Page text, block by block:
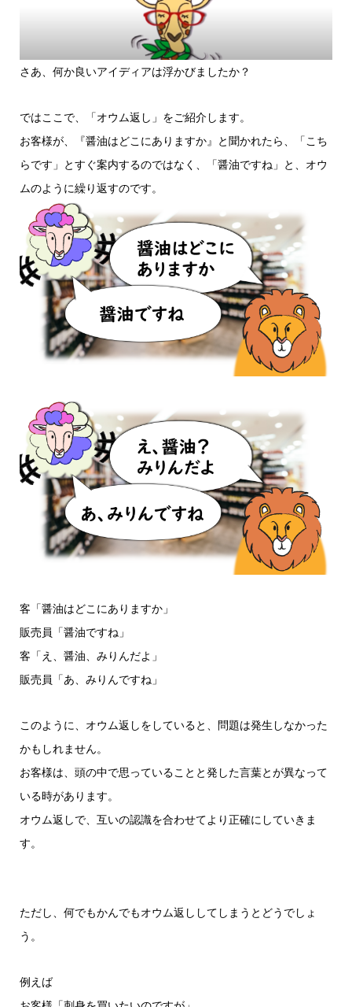
さあ、何か良いアイディアは浮かびましたか？
ではここで、「オウム返し」をご紹介します。
お客様が、『醤油はどこにありますか』と聞かれたら、「こち
らです」とすぐ案内するのではなく、「醤油ですね」と、オウ
ムのように繰り返すのです。
客「醤油はどこにありますか」
販売員「醤油ですね」
客「え、醤油、みりんだよ」
販売員「あ、みりんですね」
このように、オウム返しをしていると、問題は発生しなかった
かもしれません。
お客様は、頭の中で思っていることと発した言葉とが異なって
いる時があります。
オウム返しで、互いの認識を合わせてより正確にしていきま
す。
ただし、何でもかんでもオウム返ししてしまうとどうでしょ
う。
例えば